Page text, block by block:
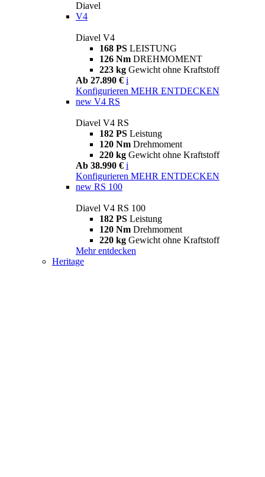
Diavel
V4
Diavel V4
168 PS LEISTUNG
126 Nm DREHMOMENT
223 kg Gewicht ohne Kraftstoff
Ab 27.890 € i
Konfigurieren MEHR ENTDECKEN
new V4 RS
Diavel V4 RS
182 PS Leistung
120 Nm Drehmoment
220 kg Gewicht ohne Kraftstoff
Ab 38.990 € i
Konfigurieren MEHR ENTDECKEN
new RS 100
Diavel V4 RS 100
182 PS Leistung
120 Nm Drehmoment
220 kg Gewicht ohne Kraftstoff
Mehr entdecken
Heritage